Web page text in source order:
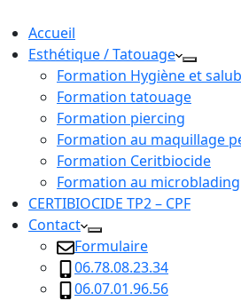
Accueil
Esthétique / Tatouage
Formation Hygiène et
Formation tatouage
Formation piercing
Formation au maquillage
Formation Ceritbiocide
Formation au microblading
CERTIBIOCIDE TP2 – CPF
Contact
Formulaire
06.78.08.23.34
06.07.01.96.56